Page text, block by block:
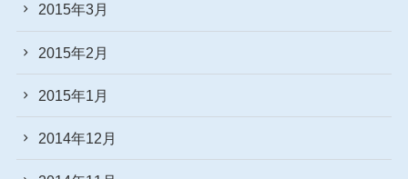
2015年3月
2015年2月
2015年1月
2014年12月